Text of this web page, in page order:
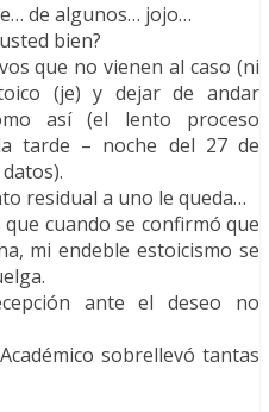
de algunos… jojo…
bien?
que no vienen al caso (ni
(je) y dejar de andar
así (el lento proceso
tarde – noche del 27 de
residual a uno le queda…
cuando se confirmó que
mi endeble estoicismo se
ante el deseo no
sobrellevó tantas